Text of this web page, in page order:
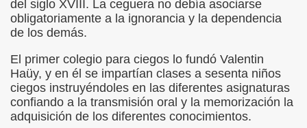
del siglo XVIII. La ceguera no debía asociarse
obligatoriamente a la ignorancia y la dependencia
de los demás.
El primer colegio para ciegos lo fundó Valentin
Haüy, y en él se impartían clases a sesenta niños
ciegos instruyéndoles en las diferentes asignaturas
confiando a la transmisión oral y la memorización la
adquisición de los diferentes conocimientos.
de la Educación Especial de la Mano de
Mi Vida (Teresa Bornez Abascal)
Pérez)
Ayudar a Personas con Discapacidad Visual
(Pedro Zurita)